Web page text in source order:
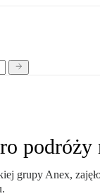
podróży
grupy Anex,